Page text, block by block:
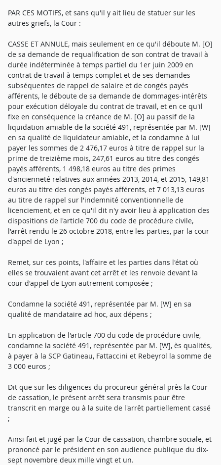
PAR CES MOTIFS, et sans qu'il y ait lieu de statuer sur les
autres griefs, la Cour :
CASSE ET ANNULE, mais seulement en ce qu'il déboute M. [O]
de sa demande de requalification de son contrat de travail à
durée indéterminée à temps partiel du 1er juin 2009 en
contrat de travail à temps complet et de ses demandes
subséquentes de rappel de salaire et de congés payés
afférents, le déboute de sa demande de dommages-intérêts
pour exécution déloyale du contrat de travail, et en ce qu'il
fixe en conséquence la créance de M. [O] au passif de la
liquidation amiable de la société 491, représentée par M. [W]
en sa qualité de liquidateur amiable, et la condamne à lui
payer les sommes de 2 476,17 euros à titre de rappel sur la
prime de treizième mois, 247,61 euros au titre des congés
payés afférents, 1 498,18 euros au titre des primes
d'ancienneté relatives aux années 2013, 2014, et 2015, 149,81
euros au titre des congés payés afférents, et 7 013,13 euros
au titre de rappel sur l'indemnité conventionnelle de
licenciement, et en ce qu'il dit n'y avoir lieu à application des
dispositions de l'article 700 du code de procédure civile,
l'arrêt rendu le 26 octobre 2018, entre les parties, par la cour
d'appel de Lyon ;
Remet, sur ces points, l'affaire et les parties dans l'état où
elles se trouvaient avant cet arrêt et les renvoie devant la
cour d'appel de Lyon autrement composée ;
Condamne la société 491, représentée par M. [W] en sa
qualité de mandataire ad hoc, aux dépens ;
En application de l'article 700 du code de procédure civile,
condamne la société 491, représentée par M. [W], ès qualités,
à payer à la SCP Gatineau, Fattaccini et Rebeyrol la somme de
3 000 euros ;
Dit que sur les diligences du procureur général près la Cour
de cassation, le présent arrêt sera transmis pour être
transcrit en marge ou à la suite de l'arrêt partiellement cassé
;
Ainsi fait et jugé par la Cour de cassation, chambre sociale, et
prononcé par le président en son audience publique du dix-
sept novembre deux mille vingt et un.